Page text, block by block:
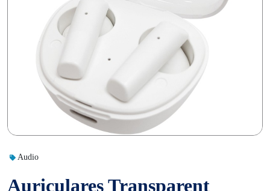
Audio
Auriculares Transparent